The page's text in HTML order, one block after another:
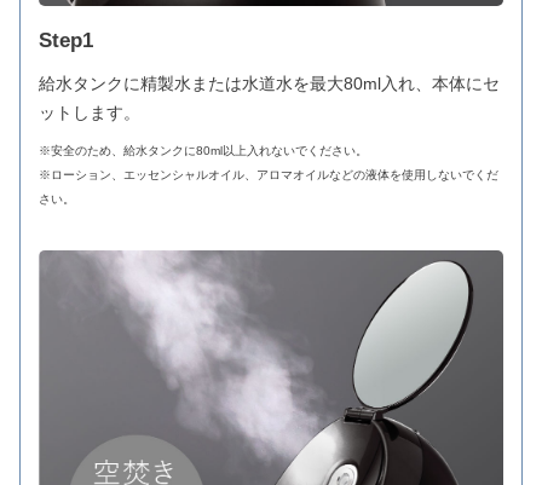
Step1
給水タンクに精製水または水道水を最大80ml入れ、本体にセ
ットします。
※安全のため、給水タンクに80ml以上入れないでください。
※ローション、エッセンシャルオイル、アロマオイルなどの液体を使用しないでくだ
さい。